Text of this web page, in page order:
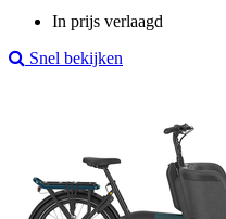
In prijs verlaagd
Snel bekijken